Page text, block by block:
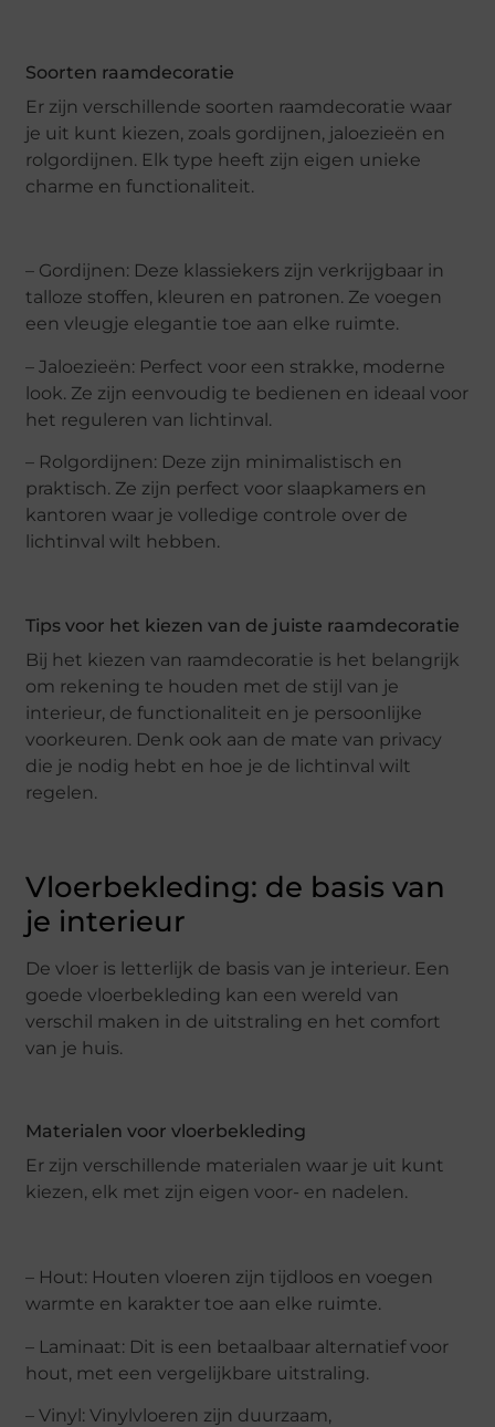
Soorten raamdecoratie
Er zijn verschillende soorten raamdecoratie waar
je uit kunt kiezen, zoals gordijnen, jaloezieën en
rolgordijnen. Elk type heeft zijn eigen unieke
charme en functionaliteit.
– Gordijnen: Deze klassiekers zijn verkrijgbaar in
talloze stoffen, kleuren en patronen. Ze voegen
een vleugje elegantie toe aan elke ruimte.
– Jaloezieën: Perfect voor een strakke, moderne
look. Ze zijn eenvoudig te bedienen en ideaal voor
het reguleren van lichtinval.
– Rolgordijnen: Deze zijn minimalistisch en
praktisch. Ze zijn perfect voor slaapkamers en
kantoren waar je volledige controle over de
lichtinval wilt hebben.
Tips voor het kiezen van de juiste raamdecoratie
Bij het kiezen van raamdecoratie is het belangrijk
om rekening te houden met de stijl van je
interieur, de functionaliteit en je persoonlijke
voorkeuren. Denk ook aan de mate van privacy
die je nodig hebt en hoe je de lichtinval wilt
regelen.
Vloerbekleding: de basis van
je interieur
De vloer is letterlijk de basis van je interieur. Een
goede vloerbekleding kan een wereld van
verschil maken in de uitstraling en het comfort
van je huis.
Materialen voor vloerbekleding
Er zijn verschillende materialen waar je uit kunt
kiezen, elk met zijn eigen voor- en nadelen.
– Hout: Houten vloeren zijn tijdloos en voegen
warmte en karakter toe aan elke ruimte.
– Laminaat: Dit is een betaalbaar alternatief voor
hout, met een vergelijkbare uitstraling.
– Vinyl: Vinylvloeren zijn duurzaam,